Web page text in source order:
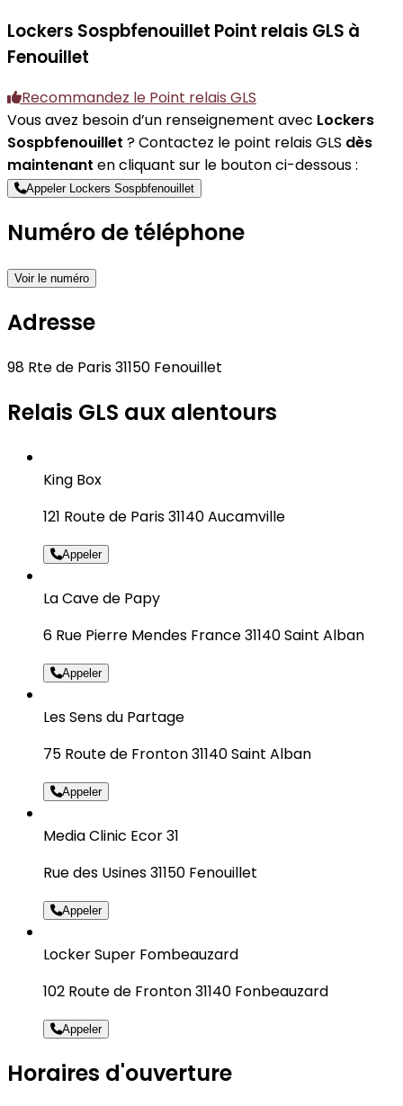
Lockers Sospbfenouillet Point relais GLS à
Fenouillet
Recommandez le Point relais GLS
Vous avez besoin d’un renseignement avec Lockers
Sospbfenouillet ? Contactez le point relais GLS dès
maintenant en cliquant sur le bouton ci-dessous :
Appeler Lockers Sospbfenouillet
Numéro de téléphone
Voir le numéro
Adresse
98 Rte de Paris 31150 Fenouillet
Relais GLS aux alentours
King Box
121 Route de Paris 31140 Aucamville
Appeler
La Cave de Papy
6 Rue Pierre Mendes France 31140 Saint Alban
Appeler
Les Sens du Partage
75 Route de Fronton 31140 Saint Alban
Appeler
Media Clinic Ecor 31
Rue des Usines 31150 Fenouillet
Appeler
Locker Super Fombeauzard
102 Route de Fronton 31140 Fonbeauzard
Appeler
Horaires d'ouverture